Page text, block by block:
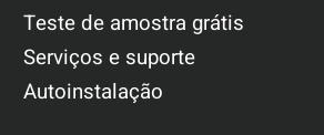
Teste de amostra grátis
Serviços e suporte
Autoinstalação